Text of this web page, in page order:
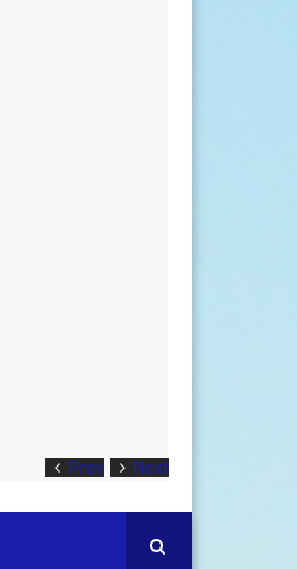
Prev Next